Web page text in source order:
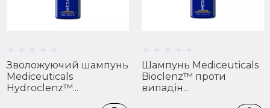
Зволожуючий шампунь
Mediceuticals
Hydroclenz™...
Шампунь Mediceuticals
Bioclenz™ проти
випадін...